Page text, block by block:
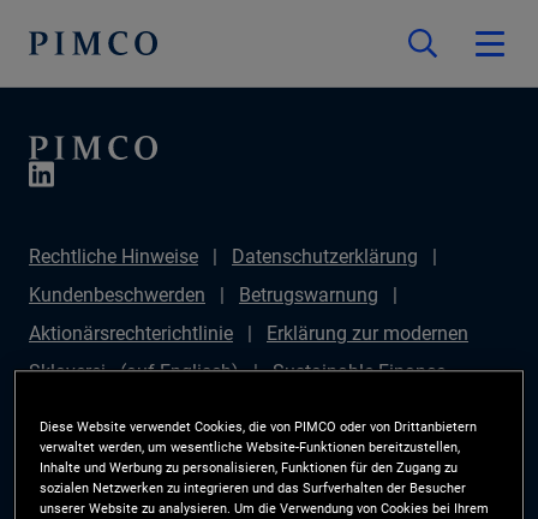
Rechtliche Hinweise
Datenschutzerklärung
Kundenbeschwerden
Betrugswarnung
Aktionärsrechterichtlinie
Erklärung zur modernen
Sklaverei - (auf Englisch)
Sustainable Finance
Anlegerrechte
Site Map
Cookie-Präferenzmanager
PIMCO ESG Rating Methodology
Diese Website verwendet Cookies, die von PIMCO oder von Drittanbietern
verwaltet werden, um wesentliche Website-Funktionen bereitzustellen,
Inhalte und Werbung zu personalisieren, Funktionen für den Zugang zu
sozialen Netzwerken zu integrieren und das Surfverhalten der Besucher
unserer Website zu analysieren. Um die Verwendung von Cookies bei Ihrem